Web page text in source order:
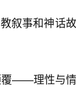
叙事和神话
——理性与